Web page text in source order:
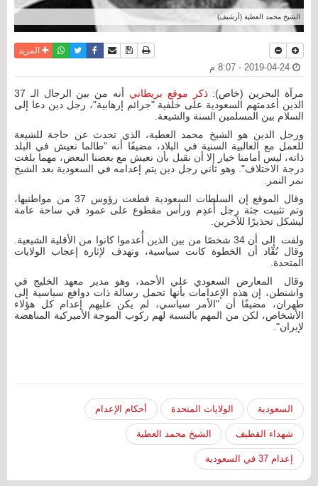
الشيخ محمد العطية (أرشيف)
نسخة للطباعة
حفظ الموضوع
أرسل الى صديق
فيسبوكتويترواتسابالمزيد
مرآة البحرين (خاص):ذكر موقع بريطاني
أنه من بين الرجال الـ 37
الذين أعدمتهم السعودية على خلفية "جرائم إرهابية"، رجل دين دعا إلى
السلام بين المسلمين السنة والشيعة.
ورجل الدين هو الشيخ محمد العطية، الذي تحدث عن حاجة للشيعة
للعمل مع الغالبية السنية في البلاد، مضيفًا أنه "طالما نعيش في البلد
ذاته، ليس أمامنا خيار إلا أن نقبل بأن نعيش مع بعضنا البعض، مهما بلغت
درجة الاختلاف". وهو ثاني رجل دين يتم إعدامه في السعودية بعد الشيخ
نمر النمر.
وقال الموقع إن السلطات السعودية قطعت رؤوس 37 من مواطنيها،
وتم تثبيت جثة رجل أُعدِم ورأس مقطوع على عمود في ساحة عامة
ليشكل تحذيرًا للآخرين.
ولفت إلى أن 34 شخصًا من بين الذين أُعدموا كانوا من الأقلية الشيعية.
وقال نُقّاد أن الخطوة كانت سياسية، وتهدف لإثارة إعجاب الولايات
المتحدة.
وقال المعارض السعودي علي الأحمد، وهو مدير معهد الخليج في
واشنطن، إن هذه الإعدامات بأنها تحمل رسالة ذات دوافع سياسية إلى
طهران، مضيفًا أن "الأمر سياسي، لم يكن عليهم إعدام كل هؤلاء
الأشخاص، لكن من المهم بالنسبة لهم ركوب الموجة الأميركية المناهضة
لإيران".
السعودية الولايات المتحدة أحكام الإعدام
شهداء القطيف الشيخ محمد العطية
إعدام 37 في السعودية